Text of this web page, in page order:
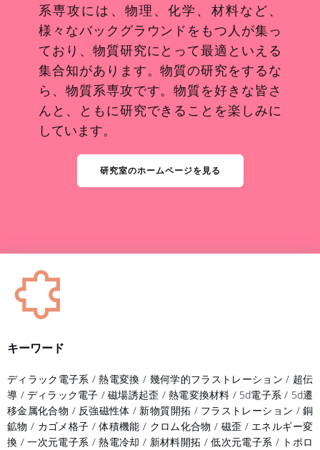
系専攻には、物理、化学、材料など、
様々なバックグラウンドをもつ人が集っ
ており、物質研究にとって最適といえる
集合知があります。物質の研究をするな
ら、物質系専攻です。物質を好きな皆さ
んと、ともに研究できることを楽しみに
しています。
研究室のホームページを見る
キーワード
ディラック電子系 / 熱電変換 / 幾何学的フラストレーション / 超伝
導 / ディラック電子 / 磁場誘起歪 / 熱電変換材料 / 5d電子系 / 5d遷
移金属化合物 / 反強磁性体 / 新物質開拓 / フラストレーション / 銅
鉱物 / カゴメ格子 / 体積機能 / クロム化合物 / 磁歪 / エネルギー変
換 / 一次元電子系 / 熱電冷却 / 新材料開拓 / 低次元電子系 / トポロ